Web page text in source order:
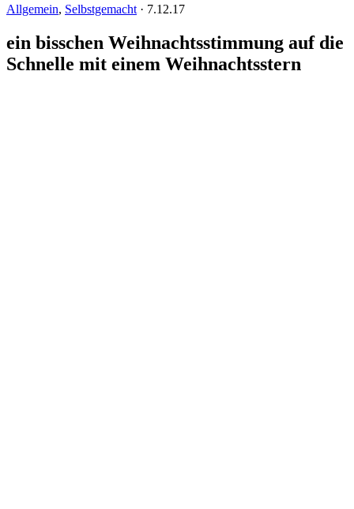
Allgemein, Selbstgemacht · 7.12.17
ein bisschen Weihnachtsstimmung auf die
Schnelle mit einem Weihnachtsstern